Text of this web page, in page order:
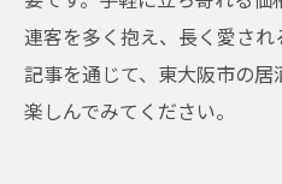
連客を多く抱え、長く愛さ
記事を通じて、東大阪市の
楽しんでみてください。